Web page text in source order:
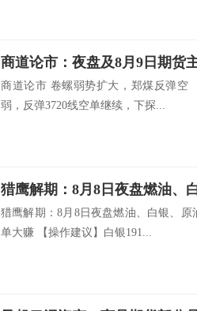
商道论市：夜盘及8月9日期货
商道论市 卷螺弱势扩大，郑煤反弹空
弱，反弹3720线空单继续，下探...
猎鹰解期：8月8日夜盘燃油、
猎鹰解期：8月8日夜盘燃油、白银、
单大赚 【操作建议】白银191...